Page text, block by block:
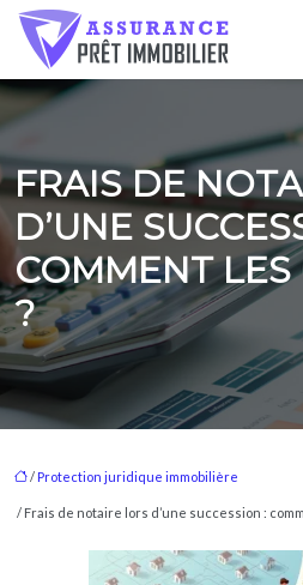
FRAIS DE
D’UNE
COMMENT LES
?
/ Protection juridique immobilière
/ Frais de notaire lors d’une succession :